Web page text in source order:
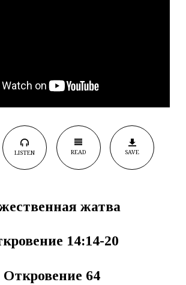
LISTEN READ SAVE
жатва
14:14-20
Откровение 64